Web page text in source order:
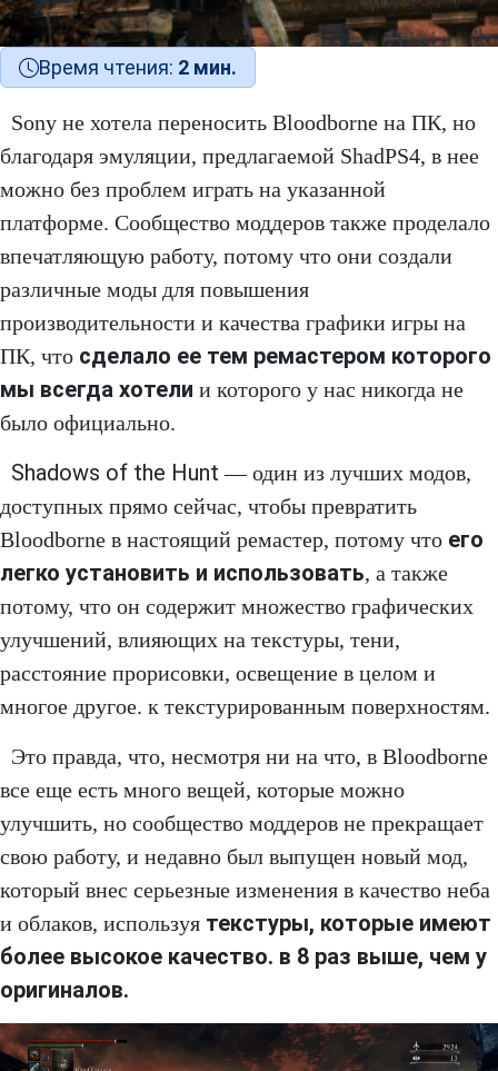
Время чтения: 2 мин.
Sony не хотела переносить Bloodborne на ПК, но
благодаря эмуляции, предлагаемой ShadPS4, в нее
можно без проблем играть на указанной
платформе. Сообщество моддеров также проделало
впечатляющую работу, потому что они создали
различные моды для повышения
производительности и качества графики игры на
ПК, что сделало ее тем ремастером которого
мы всегда хотели и которого у нас никогда не
было официально.
Shadows of the Hunt — один из лучших модов,
доступных прямо сейчас, чтобы превратить
Bloodborne в настоящий ремастер, потому что его
легко установить и использовать, а также
потому, что он содержит множество графических
улучшений, влияющих на текстуры, тени,
расстояние прорисовки, освещение в целом и
многое другое. к текстурированным поверхностям.
Это правда, что, несмотря ни на что, в Bloodborne
все еще есть много вещей, которые можно
улучшить, но сообщество моддеров не прекращает
свою работу, и недавно был выпущен новый мод,
который внес серьезные изменения в качество неба
и облаков, используя текстуры, которые имеют
более высокое качество. в 8 раз выше, чем у
оригиналов.